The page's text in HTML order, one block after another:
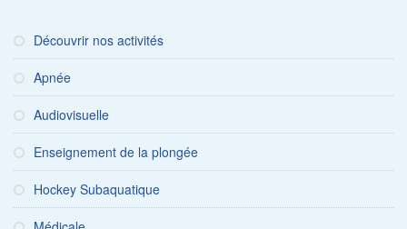
Découvrir nos activités
Apnée
Audiovisuelle
Enseignement de la plongée
Hockey Subaquatique